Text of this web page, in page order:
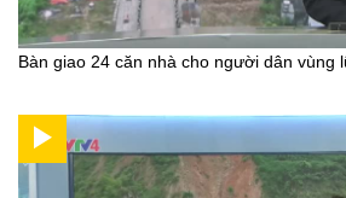
Bàn giao 24 căn nhà cho người dân vùng